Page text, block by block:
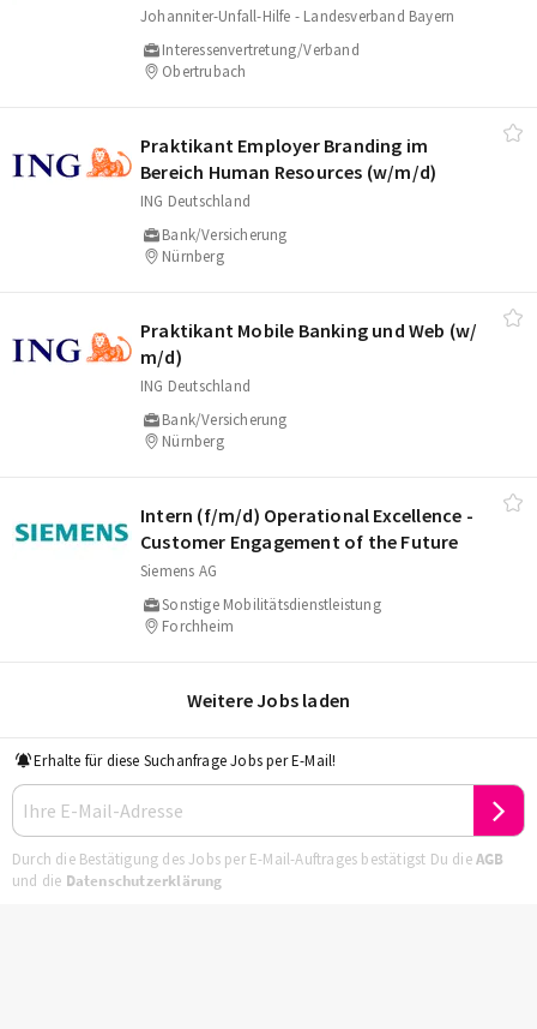
Johanniter-Unfall-Hilfe - Landesverband Bayern
Interessenvertretung/Verband
Obertrubach
Praktikant Employer Branding im
Bereich Human Resources (w/​m/​d)
ING Deutschland
Bank/Versicherung
Nürnberg
Praktikant Mobile Banking und Web (w/​
m/​d)
ING Deutschland
Bank/Versicherung
Nürnberg
Intern (f/​m/​d) Operational Excellence -
Customer Engagement of the Future
Siemens AG
Sonstige Mobilitätsdienstleistung
Forchheim
Weitere Jobs laden
Erhalte für diese Suchanfrage Jobs per E-Mail!
Durch die Bestätigung des Jobs per E-Mail-Auftrages bestätigst Du dieAGB
und die Datenschutzerklärung